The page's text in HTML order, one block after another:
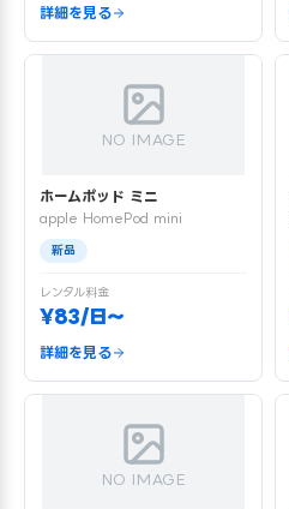
詳細を見る
NO IMAGE
ホームポッド ミニ
apple HomePod mini
新品
レンタル料金
¥83/日〜
詳細を見る
NO IMAGE